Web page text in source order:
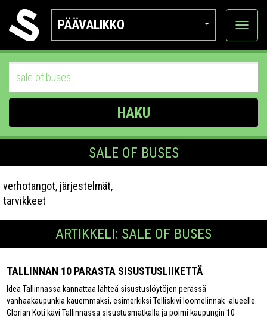
PÄÄVALIKKO
Näytä
HAKU
SALE OF BUSES
verhotangot, järjestelmät,
tarvikkeet
ARTIKKELI: SALE OF BUSES
TALLINNAN 10 PARASTA SISUSTUSLIIKETTÄ
Idea Tallinnassa kannattaa lähteä sisustuslöytöjen perässä
vanhaakaupunkia kauemmaksi, esimerkiksi Telliskivi loomelinnak -alueelle.
Glorian Koti kävi Tallinnassa sisustusmatkalla ja poimi kaupungin 10